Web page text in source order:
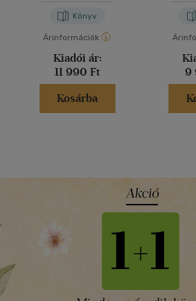
Könyv
Árinformációk
Kiadói ár:
11 990 Ft
Kosárba
9